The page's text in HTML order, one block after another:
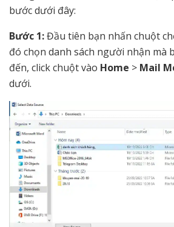
bước dưới đây:
Bước 1:Đầu tiên bạn nhấn chuột
đó chọn danh sách người nhận mà
đến, click chuột vào Home > Mail
dưới.